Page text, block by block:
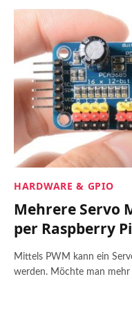
HARDWARE & GPIO
Mehrere Servo
per Raspberry
Mittels PWM kann ein
werden. Möchte man